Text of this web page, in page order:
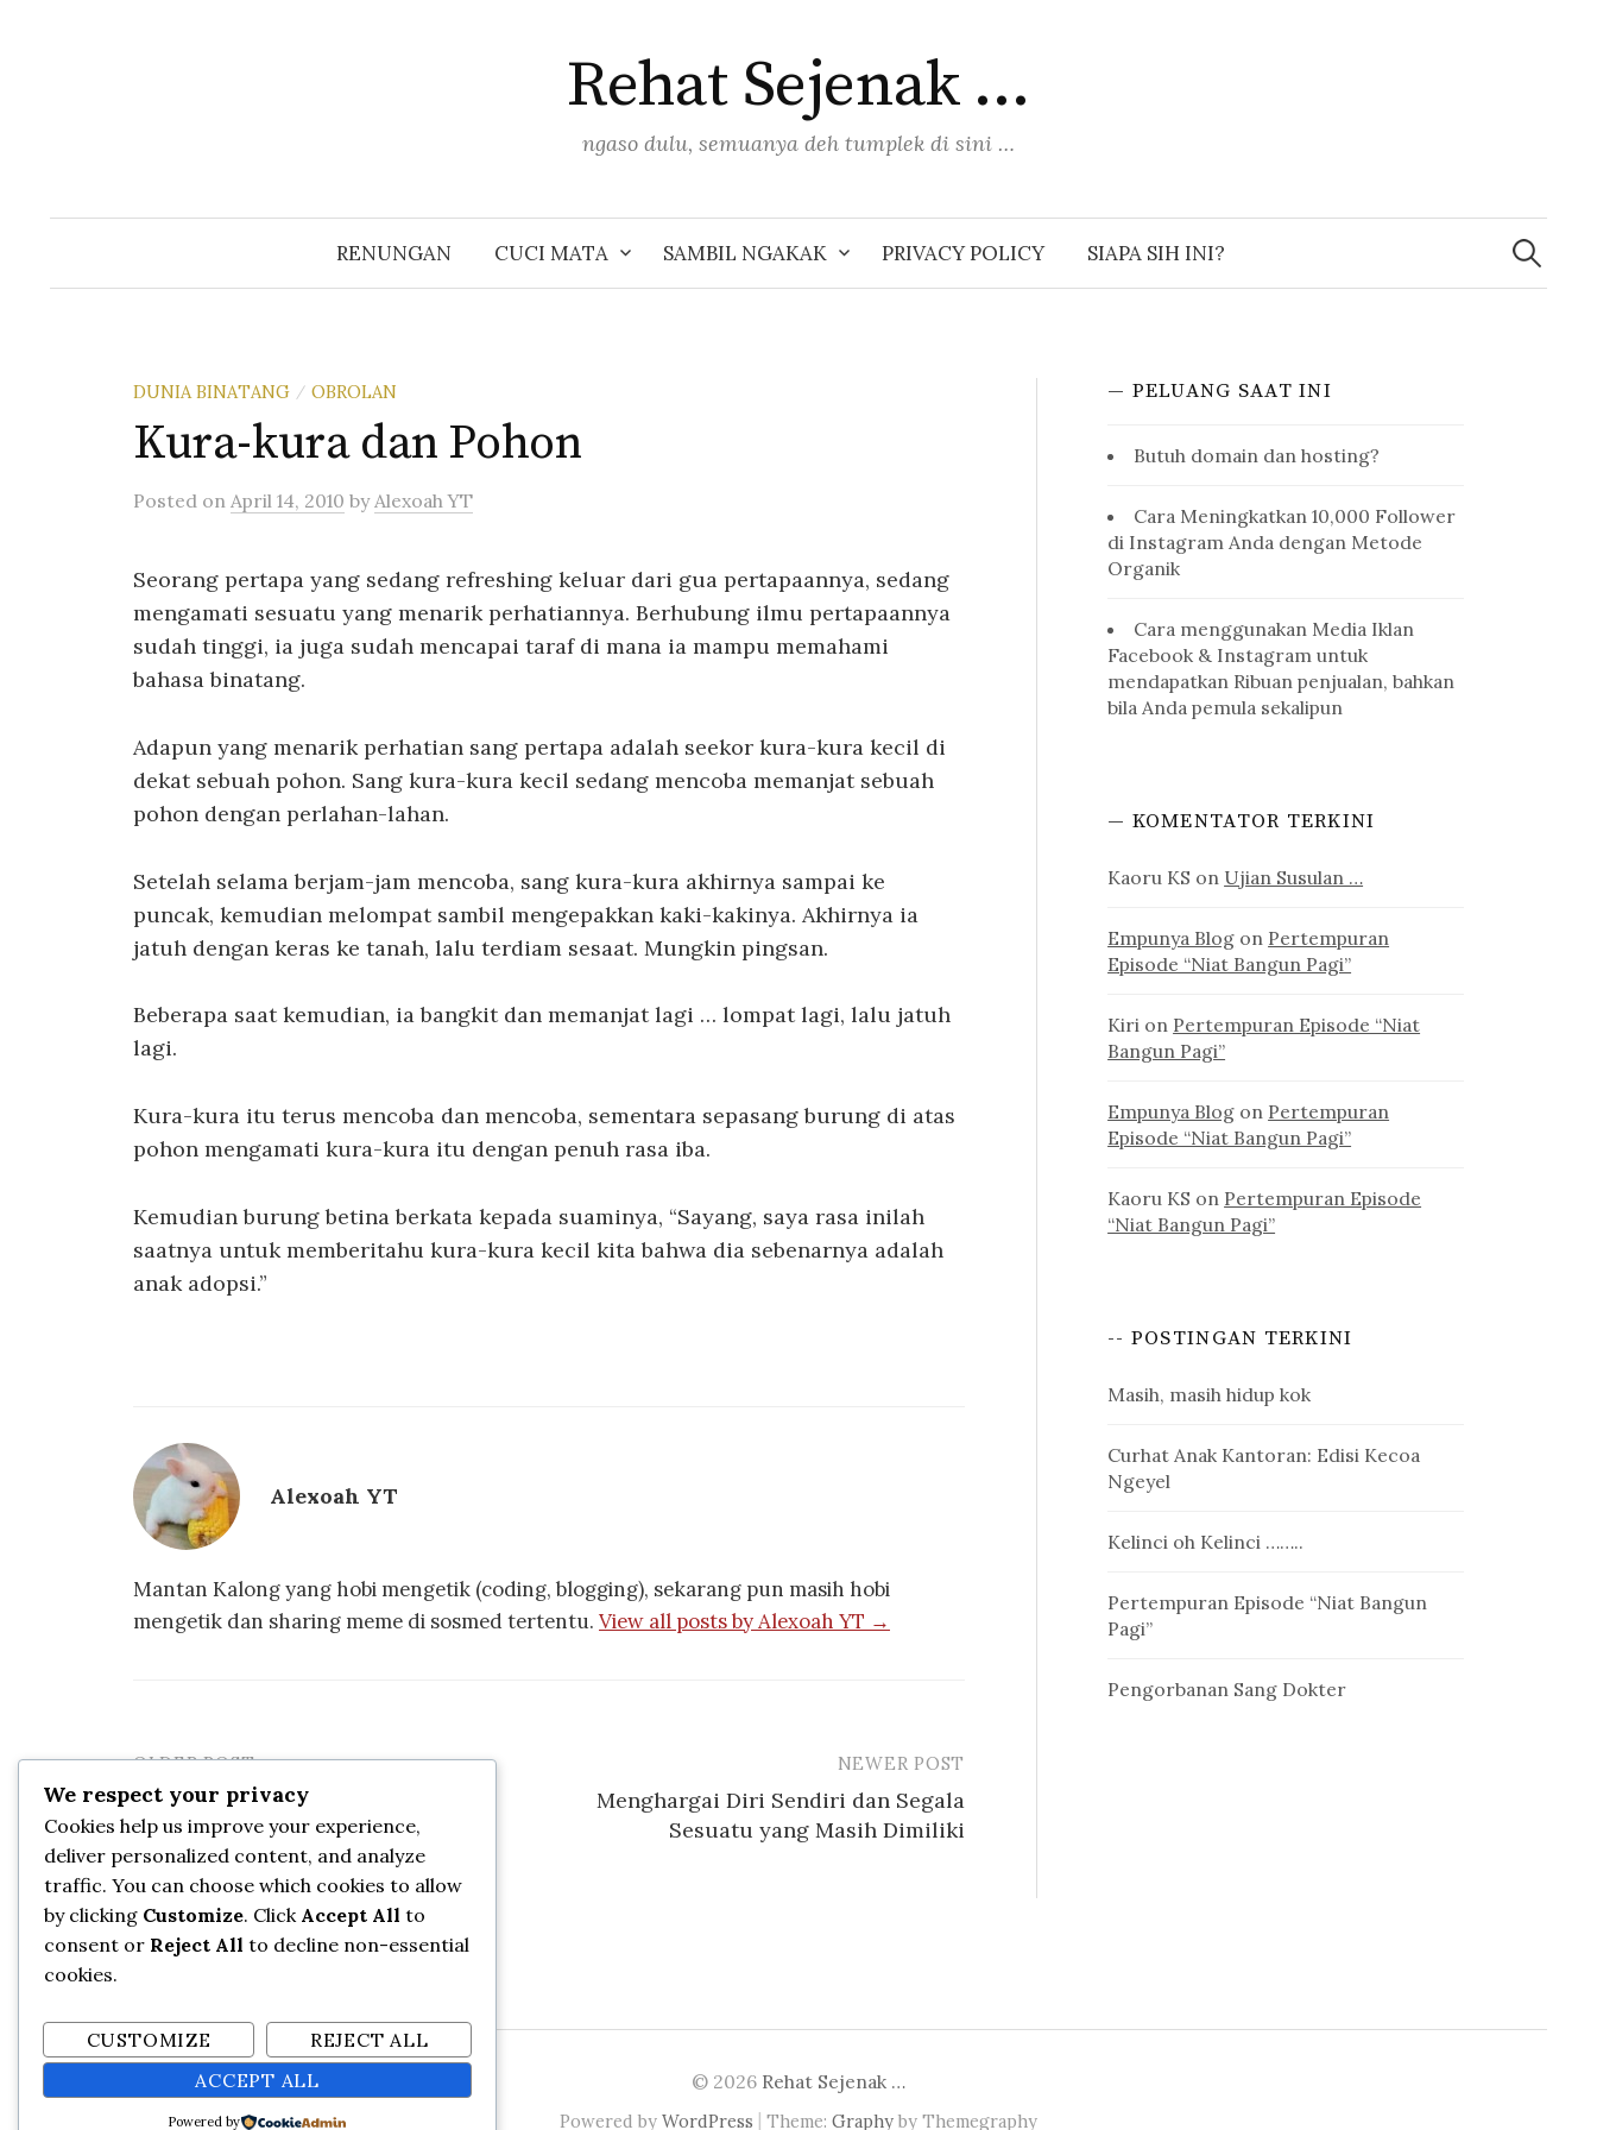
Rehat Sejenak …
ngaso dulu, semuanya deh tumplek di sini …
RENUNGAN CUCI MATA SAMBIL NGAKAK PRIVACY POLICY SIAPA SIH INI?
Search
for:
DUNIA BINATANG / OBROLAN
Kura-kura dan Pohon
Posted on April 14, 2010 byAlexoah YT
Seorang pertapa yang sedang refreshing keluar dari gua pertapaannya, sedang
mengamati sesuatu yang menarik perhatiannya. Berhubung ilmu pertapaannya
sudah tinggi, ia juga sudah mencapai taraf di mana ia mampu memahami
bahasa binatang.
Adapun yang menarik perhatian sang pertapa adalah seekor kura-kura kecil di
dekat sebuah pohon. Sang kura-kura kecil sedang mencoba memanjat sebuah
pohon dengan perlahan-lahan.
Setelah selama berjam-jam mencoba, sang kura-kura akhirnya sampai ke
puncak, kemudian melompat sambil mengepakkan kaki-kakinya. Akhirnya ia
jatuh dengan keras ke tanah, lalu terdiam sesaat. Mungkin pingsan.
Beberapa saat kemudian, ia bangkit dan memanjat lagi … lompat lagi, lalu jatuh
lagi.
Kura-kura itu terus mencoba dan mencoba, sementara sepasang burung di atas
pohon mengamati kura-kura itu dengan penuh rasa iba.
Kemudian burung betina berkata kepada suaminya, “Sayang, saya rasa inilah
saatnya untuk memberitahu kura-kura kecil kita bahwa dia sebenarnya adalah
anak adopsi.”
Alexoah YT
Mantan Kalong yang hobi mengetik (coding, blogging), sekarang pun masih hobi
mengetik dan sharing meme di sosmed tertentu. View all posts by Alexoah YT →
Post
navigation
OLDER POST
Menguping Percakapan Para Tikus
NEWER POST
Menghargai Diri Sendiri dan Segala
Sesuatu yang Masih Dimiliki
— PELUANG SAAT INI
Butuh domain dan hosting?
Cara Meningkatkan 10,000 Follower
di Instagram Anda dengan Metode
Organik
Cara menggunakan Media Iklan
Facebook & Instagram untuk
mendapatkan Ribuan penjualan, bahkan
bila Anda pemula sekalipun
— KOMENTATOR TERKINI
Kaoru KS on Ujian Susulan …
Empunya Blog on Pertempuran
Episode “Niat Bangun Pagi”
Kiri on Pertempuran Episode “Niat
Bangun Pagi”
Empunya Blog on Pertempuran
Episode “Niat Bangun Pagi”
Kaoru KS on Pertempuran Episode
“Niat Bangun Pagi”
-- POSTINGAN TERKINI
Masih, masih hidup kok
Curhat Anak Kantoran: Edisi Kecoa
Ngeyel
Kelinci oh Kelinci ……..
Pertempuran Episode “Niat Bangun
Pagi”
Pengorbanan Sang Dokter
© 2026 Rehat Sejenak …
Powered by WordPress | Theme: Graphy by Themegraphy
We respect your privacy
Cookies help us improve your experience,
deliver personalized content, and analyze
traffic. You can choose which cookies to allow
by clicking Customize. Click Accept All to
consent or Reject All to decline non-essential
cookies.
CUSTOMIZE
REJECT ALL
ACCEPT ALL
Powered by